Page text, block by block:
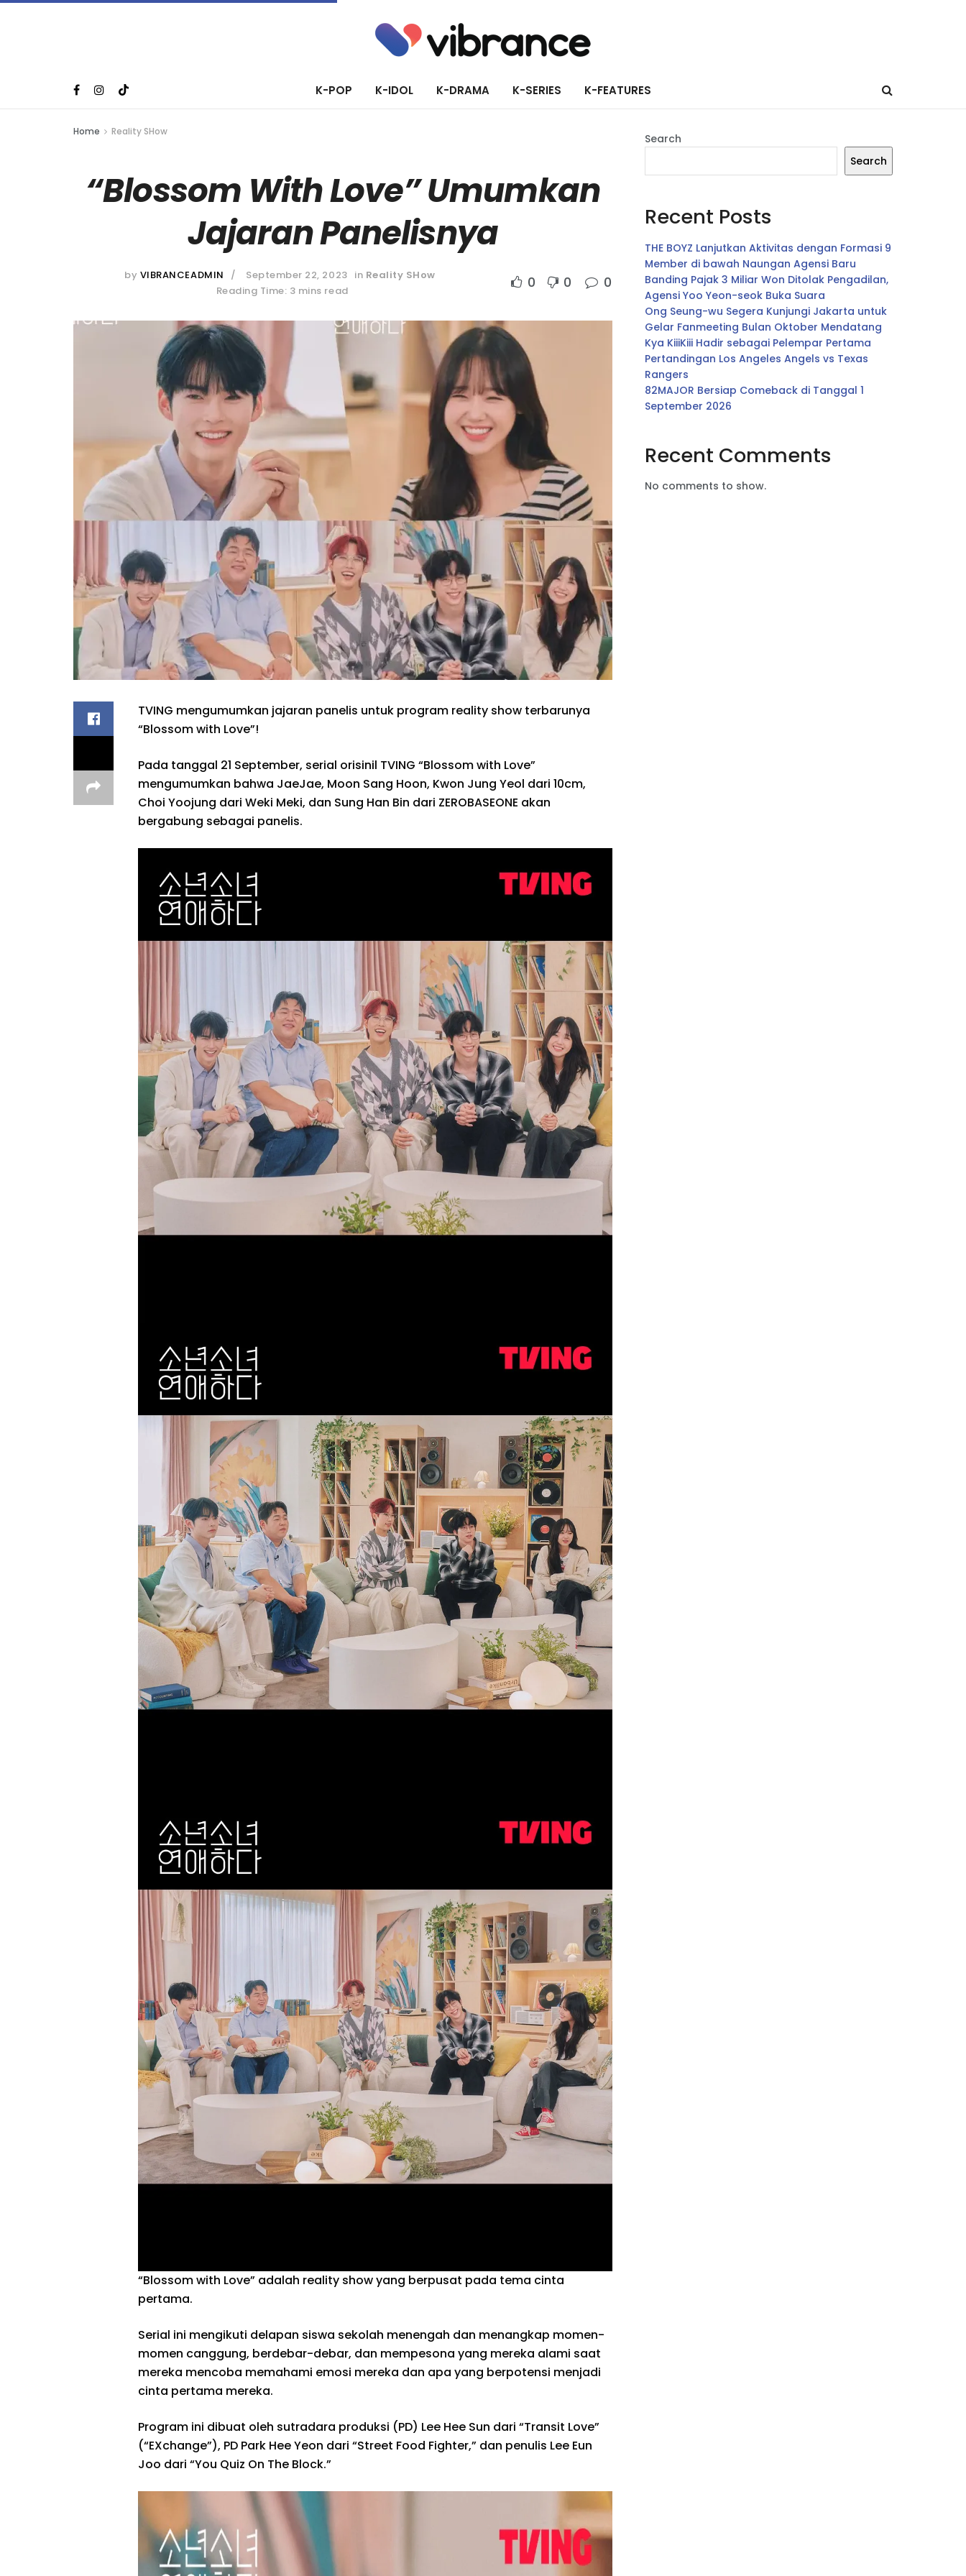
K-POP K-IDOL K-DRAMA K-SERIES K-FEATURES
Home Reality SHow
“Blossom With Love” Umumkan
Jajaran Panelisnya
by VIBRANCEADMIN September 22, 2023 in Reality SHow
Reading Time: 3 mins read
0 0 0
TVING mengumumkan jajaran panelis untuk program reality show terbarunya
“Blossom with Love”!
Pada tanggal 21 September, serial orisinil TVING “Blossom with Love”
mengumumkan bahwa JaeJae, Moon Sang Hoon, Kwon Jung Yeol dari 10cm,
Choi Yoojung dari Weki Meki, dan Sung Han Bin dari ZEROBASEONE akan
bergabung sebagai panelis.
“Blossom with Love” adalah reality show yang berpusat pada tema cinta
pertama.
Serial ini mengikuti delapan siswa sekolah menengah dan menangkap momen-
momen canggung, berdebar-debar, dan mempesona yang mereka alami saat
mereka mencoba memahami emosi mereka dan apa yang berpotensi menjadi
cinta pertama mereka.
Program ini dibuat oleh sutradara produksi (PD) Lee Hee Sun dari “Transit Love”
(“EXchange”), PD Park Hee Yeon dari “Street Food Fighter,” dan penulis Lee Eun
Joo dari “You Quiz On The Block.”
Search
Search
Recent Posts
THE BOYZ Lanjutkan Aktivitas dengan Formasi 9
Member di bawah Naungan Agensi Baru
Banding Pajak 3 Miliar Won Ditolak Pengadilan,
Agensi Yoo Yeon-seok Buka Suara
Ong Seung-wu Segera Kunjungi Jakarta untuk
Gelar Fanmeeting Bulan Oktober Mendatang
Kya KiiiKiii Hadir sebagai Pelempar Pertama
Pertandingan Los Angeles Angels vs Texas
Rangers
82MAJOR Bersiap Comeback di Tanggal 1
September 2026
Recent Comments
No comments to show.